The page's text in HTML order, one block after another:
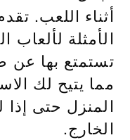
أثناء اللعب.
الأمثلة لألعاب
تستمتع بها
مما يتيح لك
المنزل حتى
الخارج.